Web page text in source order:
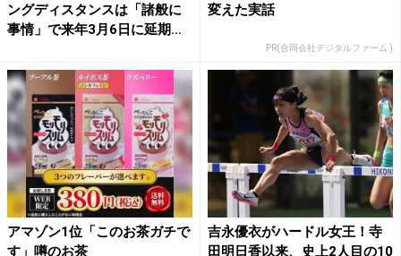
ングディスタンスは「諸般に
事情」で来年3月6日に延期...
変えた実話
PR(合同会社デジタルファーム )
アマゾン1位「このお茶ガチで
す」噂のお茶
吉永優衣がハードル女王！寺
田明日香以来、史上2人目の10